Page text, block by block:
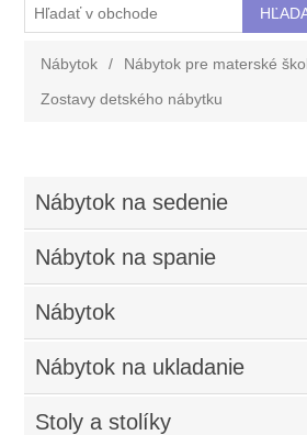
Nábytok / Nábytok pre materské
Zostavy detského nábytku
Nábytok na sedenie
Nábytok na spanie
Nábytok
Nábytok na ukladanie
Stoly a stolíky